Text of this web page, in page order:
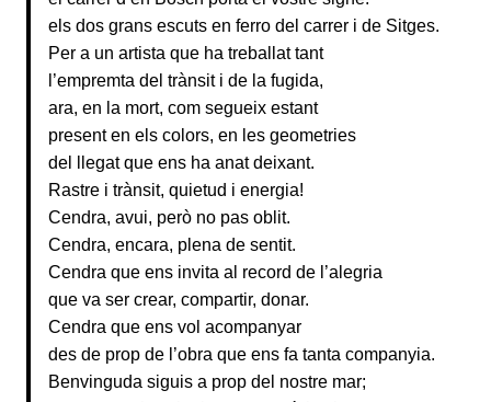
els dos grans escuts en ferro del carrer i de Sitges.
Per a un artista que ha treballat tant
l’empremta del trànsit i de la fugida,
ara, en la mort, com segueix estant
present en els colors, en les geometries
del llegat que ens ha anat deixant.
Rastre i trànsit, quietud i energia!
Cendra, avui, però no pas oblit.
Cendra, encara, plena de sentit.
Cendra que ens invita al record de l’alegria
que va ser crear, compartir, donar.
Cendra que ens vol acompanyar
des de prop de l’obra que ens fa tanta companyia.
Benvinguda siguis a prop del nostre mar;